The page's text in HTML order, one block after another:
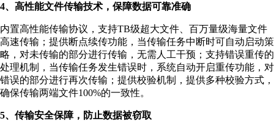
4、高性能文件传输技术，保障数据可靠准确
内置高性能传输协议，支持TB级超大文件、百万量级海量文件
高速传输；提供断点续传功能，当传输任务中断时可自动启动策
略，对未传输的部分进行传输，无需人工干预；支持错误重传的
处理机制，当传输任务发生错误时，系统自动开启重传功能，对
错误的部分进行再次传输；提供校验机制，提供多种校验方式，
确保传输两端文件100%的一致性。
5、传输安全保障，防止数据被窃取